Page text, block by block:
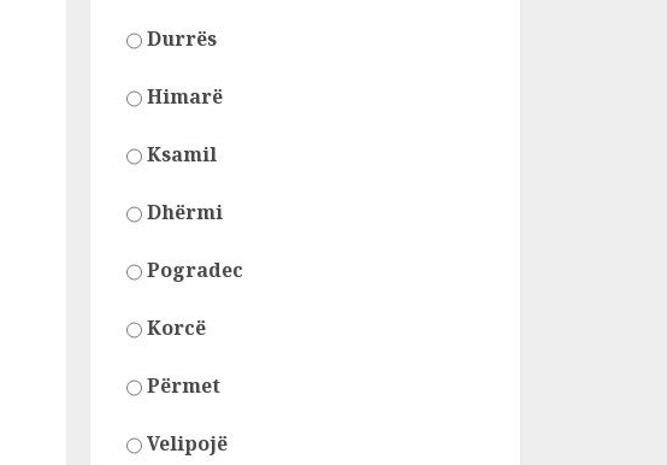
Durrës
Himarë
Ksamil
Dhërmi
Pogradec
Korcë
Përmet
Velipojë